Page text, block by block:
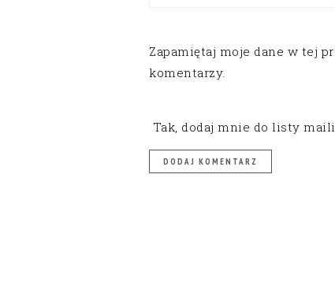
Zapamiętaj moje dane w tej
komentarzy.
Tak, dodaj mnie do listy